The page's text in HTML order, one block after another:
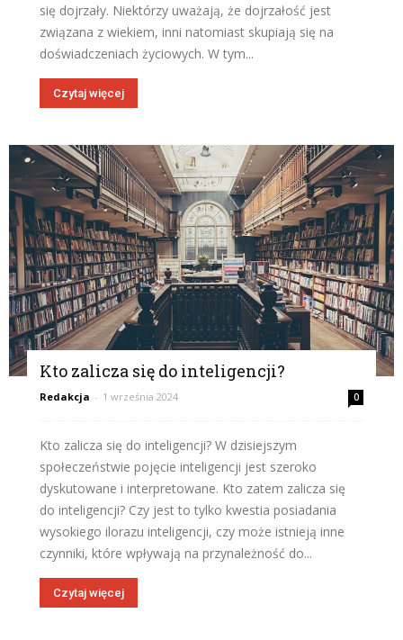
się dojrzały. Niektórzy uważają, że dojrzałość jest
związana z wiekiem, inni natomiast skupiają się na
doświadczeniach życiowych. W tym...
Czytaj więcej
Kto zalicza się do inteligencji?
Redakcja - 1 września 2024 0
Kto zalicza się do inteligencji? W dzisiejszym
społeczeństwie pojęcie inteligencji jest szeroko
dyskutowane i interpretowane. Kto zatem zalicza się
do inteligencji? Czy jest to tylko kwestia posiadania
wysokiego ilorazu inteligencji, czy może istnieją inne
czynniki, które wpływają na przynależność do...
Czytaj więcej